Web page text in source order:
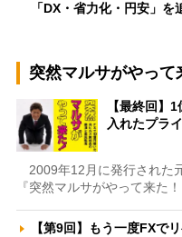
「DX・省力化・円安」
突然マルサがやって
【最終回】
入れたプラ
2009年12月に発行された
『突然マルサがやって来た
【第9回】もう一度FXで